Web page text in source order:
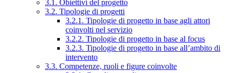
3.1. Obiettivi del progetto
3.2. Tipologie di progetti
3.2.1. Tipologie di progetto in base agli attori
coinvolti nel servizio
3.2.2. Tipologie di progetto in base al focus
3.2.3. Tipologie di progetto in base all’ambito di
intervento
3.3. Competenze, ruoli e figure coinvolte